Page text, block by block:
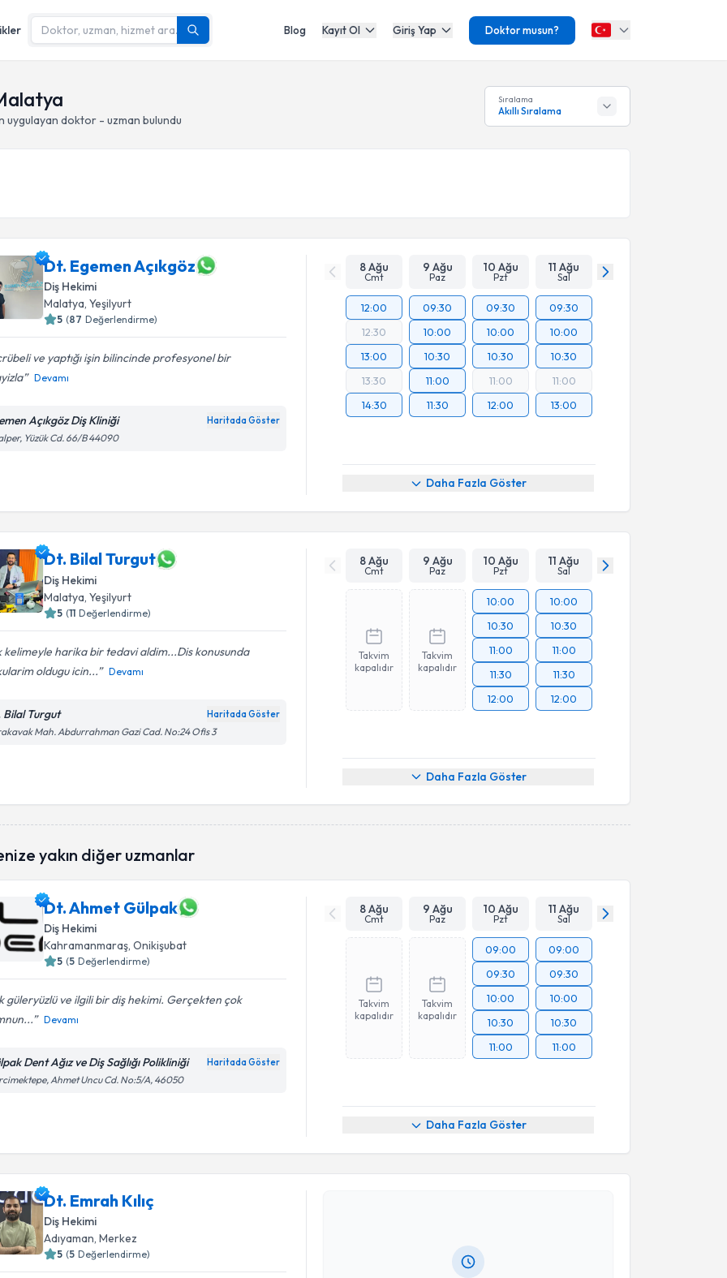
Blog Kayıt Ol Giriş Yap Doktor musun?
uygulayan doktor - uzman bulundu
Sıralama
Akıllı Sıralama
Dt. Egemen Açıkgöz
Diş Hekimi
Malatya, Yeşilyurt
5 (87 Değerlendirme)
ve yaptığı işin bilincinde profesyonel bir
Devamı
Açıkgöz Diş Kliniği Haritada Göster
Yüzük Cd. 66/B 44090
8 Ağu
Cmt
9 Ağu
Paz
10 Ağu
Pzt
11 Ağu
Sal
12:00
12:30
13:00
13:30
14:30
09:30
10:00
10:30
11:00
11:30
09:30
10:00
10:30
11:00
12:00
09:30
10:00
10:30
11:00
13:00
Daha Fazla Göster
Dt. Bilal Turgut
Diş Hekimi
Malatya , Yeşilyurt
5 (11 Değerlendirme)
kelimeyle harika bir tedavi aldim...Dis konusunda
oldugu icin...
Devamı
Bilal Turgut Haritada Göster
Mah. Abdurrahman Gazi Cad. No:24 Ofis 3
8 Ağu
Cmt
9 Ağu
Paz
10 Ağu
Pzt
11 Ağu
Sal
Takvim
kapalıdır
Takvim
kapalıdır
10:00
10:30
11:00
11:30
12:00
10:00
10:30
11:00
11:30
12:00
Daha Fazla Göster
yakın diğer uzmanlar
Dt. Ahmet Gülpak
Diş Hekimi
Kahramanmaraş, Onikişubat
5 (5 Değerlendirme)
güleryüzlü ve ilgili bir diş hekimi. Gerçekten çok
Devamı
Dent Ağız ve Diş Sağlığı Polikliniği Haritada Göster
Ahmet Uncu Cd. No:5/A, 46050
8 Ağu
Cmt
9 Ağu
Paz
10 Ağu
Pzt
11 Ağu
Sal
Takvim
kapalıdır
Takvim
kapalıdır
09:00
09:30
10:00
10:30
11:00
09:00
09:30
10:00
10:30
11:00
Daha Fazla Göster
Dt. Emrah Kılıç
Diş Hekimi
Adıyaman , Merkez
5 (5 Değerlendirme)